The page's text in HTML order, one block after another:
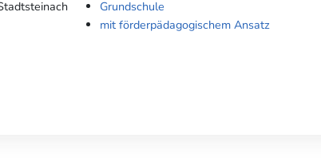
Grundschule
mit förderpädagogischem Ansatz